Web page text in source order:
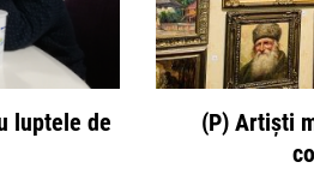
luptele de
(P) Artiști